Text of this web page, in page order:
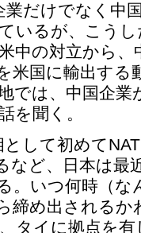
だけでなく中
いるが、こう
中の対立から、
米国に輸出する
では、中国企業
を聞く。
して初めて
など、日本は最
。いつ何時（な
締め出される
タイに拠点を